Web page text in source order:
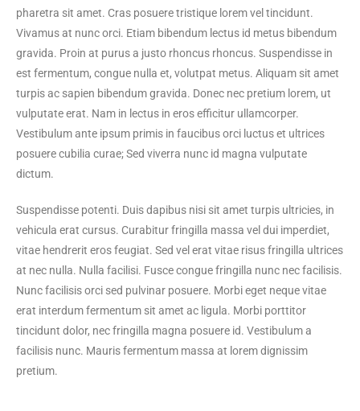
pharetra sit amet. Cras posuere tristique lorem vel tincidunt.
Vivamus at nunc orci. Etiam bibendum lectus id metus bibendum
gravida. Proin at purus a justo rhoncus rhoncus. Suspendisse in
est fermentum, congue nulla et, volutpat metus. Aliquam sit amet
turpis ac sapien bibendum gravida. Donec nec pretium lorem, ut
vulputate erat. Nam in lectus in eros efficitur ullamcorper.
Vestibulum ante ipsum primis in faucibus orci luctus et ultrices
posuere cubilia curae; Sed viverra nunc id magna vulputate
dictum.
Suspendisse potenti. Duis dapibus nisi sit amet turpis ultricies, in
vehicula erat cursus. Curabitur fringilla massa vel dui imperdiet,
vitae hendrerit eros feugiat. Sed vel erat vitae risus fringilla ultrices
at nec nulla. Nulla facilisi. Fusce congue fringilla nunc nec facilisis.
Nunc facilisis orci sed pulvinar posuere. Morbi eget neque vitae
erat interdum fermentum sit amet ac ligula. Morbi porttitor
tincidunt dolor, nec fringilla magna posuere id. Vestibulum a
facilisis nunc. Mauris fermentum massa at lorem dignissim
pretium.